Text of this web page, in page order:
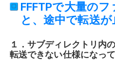
FFFTPで大量の
と、途中で転送が
１．サブディレクトリ内
転送できない仕様になっ